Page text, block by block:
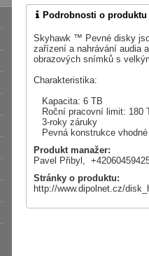
Podrobnosti o produktu
Skyhawk ™ Pevné disky
zařízení a nahrávání audia
obrazových snímků s
Charakteristika:
Kapacita: 6 TB
Roční pracovní limit: 180
3-roky záruky
Pevná konstrukce
Produkt manažer:
Pavel Přibyl,
Stránky o produktu:
http://www.dipolnet.cz/